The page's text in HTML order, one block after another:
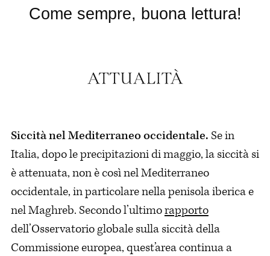
Come sempre, buona lettura!
Siccità nel Mediterraneo occidentale. Se in
Italia, dopo le precipitazioni di maggio, la siccità si
è attenuata, non è così nel Mediterraneo
occidentale, in particolare nella penisola iberica e
nel Maghreb. Secondo l’ultimorapporto
dell’Osservatorio globale sulla siccità della
Commissione europea, quest’area continua a